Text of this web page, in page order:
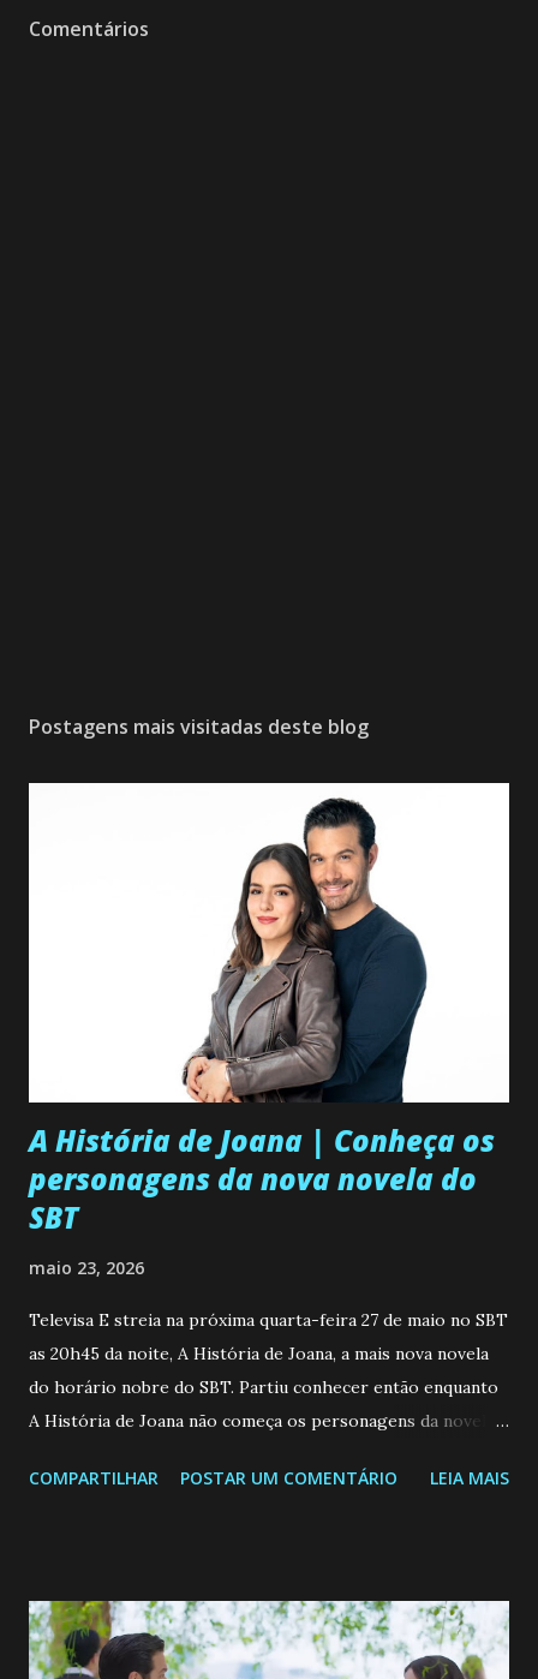
Comentários
Postagens mais visitadas deste blog
A História de Joana | Conheça os
personagens da nova novela do
SBT
maio 23, 2026
Televisa E streia na próxima quarta-feira 27 de maio no SBT
as 20h45 da noite, A História de Joana, a mais nova novela
do horário nobre do SBT. Partiu conhecer então enquanto
A História de Joana não começa os personagens da novela?
de 25/05/26 a 31/05/26 JOANA GUADALUPE (Camila
permanecer virgem até encontrar o homem que realmente
ama, o que não é fácil, já que dedica todas as suas energias a
COMPARTILHAR POSTAR UM COMENTÁRIO LEIA MAIS